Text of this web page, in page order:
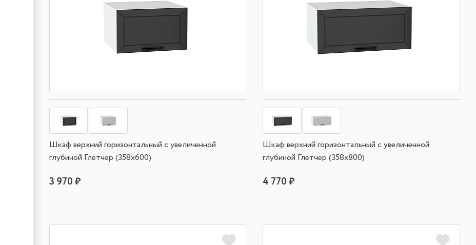
Шкаф верхний горизонтальный с увеличенной
глубиной Глетчер (358х600)
3 970 ₽
Шкаф верхний горизонтальный с увеличенной
глубиной Глетчер (358х800)
4 770 ₽